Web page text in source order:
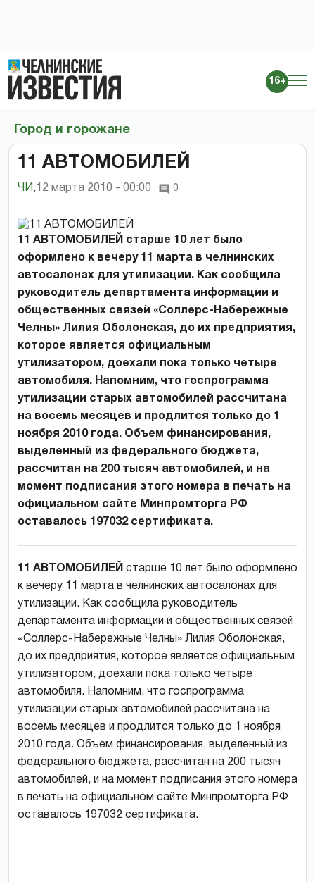
16+
Город и горожане
11 АВТОМОБИЛЕЙ
ЧИ , 12 марта 2010 - 00:00 0
11 АВТОМОБИЛЕЙ старше 10 лет было
оформлено к вечеру 11 марта в челнинских
автосалонах для утилизации. Как сообщила
руководитель департамента информации и
общественных связей «Соллерс-Набережные
Челны» Лилия Оболонская, до их предприятия,
которое является официальным
утилизатором, доехали пока только четыре
автомобиля. Напомним, что госпрограмма
утилизации старых автомобилей рассчитана
на восемь месяцев и продлится только до 1
ноября 2010 года. Объем финансирования,
выделенный из федерального бюджета,
рассчитан на 200 тысяч автомобилей, и на
момент подписания этого номера в печать на
официальном сайте Минпромторга РФ
оставалось 197032 сертификата.
11 АВТОМОБИЛЕЙ старше 10 лет было оформлено
к вечеру 11 марта в челнинских автосалонах для
утилизации. Как сообщила руководитель
департамента информации и общественных связей
«Соллерс-Набережные Челны» Лилия Оболонская,
до их предприятия, которое является официальным
утилизатором, доехали пока только четыре
автомобиля. Напомним, что госпрограмма
утилизации старых автомобилей рассчитана на
восемь месяцев и продлится только до 1 ноября
2010 года. Объем финансирования, выделенный из
федерального бюджета, рассчитан на 200 тысяч
автомобилей, и на момент подписания этого номера
в печать на официальном сайте Минпромторга РФ
оставалось 197032 сертификата.